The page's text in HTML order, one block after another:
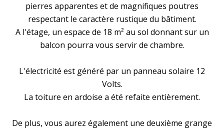
pierres apparentes et de magnifiques poutres
respectant le caractère rustique du bâtiment.
A l'étage, un espace de 18 m² au sol donnant sur un
balcon pourra vous servir de chambre.
L'électricité est généré par un panneau solaire 12
Volts.
La toiture en ardoise a été refaite entièrement.
De plus, vous aurez également une deuxième grange